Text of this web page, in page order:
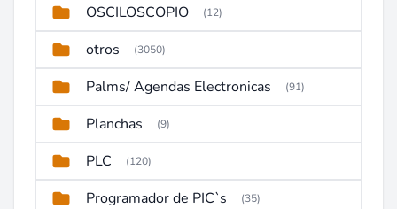
OSCILOSCOPIO (12)
otros (3050)
Palms/ Agendas Electronicas (91)
Planchas (9)
PLC (120)
Programador de PIC`s (35)